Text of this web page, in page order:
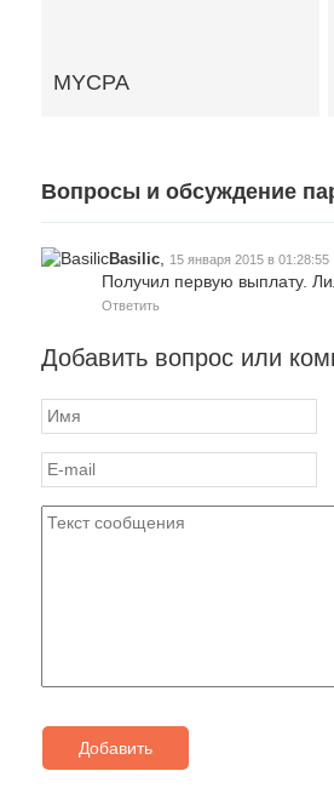
MYCPA
Вопросы и обсуждение
Basilic 15 января 2015 в 01:28:55
Получил первую выплату.
Ответить
Добавить вопрос или
Добавить